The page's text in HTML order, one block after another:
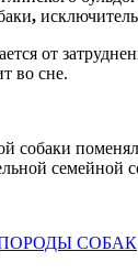
,
от
во сне.
собаки
СОБАК